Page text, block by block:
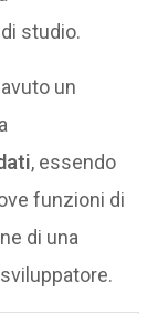
studio.
un
, essendo
funzioni di
di una